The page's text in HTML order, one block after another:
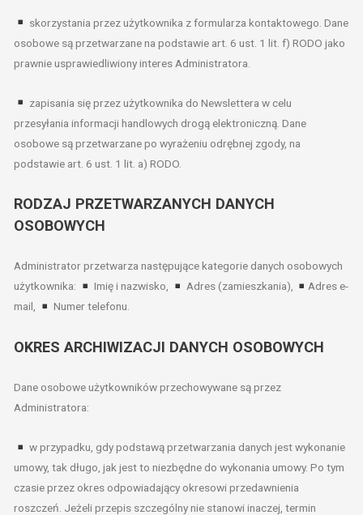
skorzystania przez użytkownika z formularza kontaktowego. Dane
osobowe są przetwarzane na podstawie art. 6 ust. 1 lit. f) RODO jako
prawnie usprawiedliwiony interes Administratora.
zapisania się przez użytkownika do Newslettera w celu
przesyłania informacji handlowych drogą elektroniczną. Dane
osobowe są przetwarzane po wyrażeniu odrębnej zgody, na
podstawie art. 6 ust. 1 lit. a) RODO.
RODZAJ PRZETWARZANYCH DANYCH
OSOBOWYCH
Administrator przetwarza następujące kategorie danych osobowych
użytkownika:
Imię i nazwisko, Adres (zamieszkania),
Adres e-
mail,
Numer telefonu.
OKRES ARCHIWIZACJI DANYCH OSOBOWYCH
Dane osobowe użytkowników przechowywane są przez
Administratora:
w przypadku, gdy podstawą przetwarzania danych jest wykonanie
umowy, tak długo, jak jest to niezbędne do wykonania umowy. Po tym
czasie przez okres odpowiadający okresowi przedawnienia
roszczeń. Jeżeli przepis szczególny nie stanowi inaczej, termin